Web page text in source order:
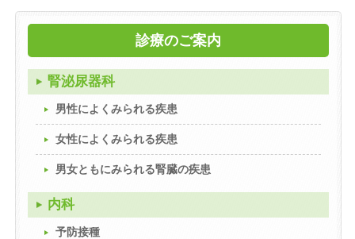
診療のご案内
腎泌尿器科
男性によくみられる疾患
女性によくみられる疾患
男女ともにみられる腎臓の疾患
内科
予防接種